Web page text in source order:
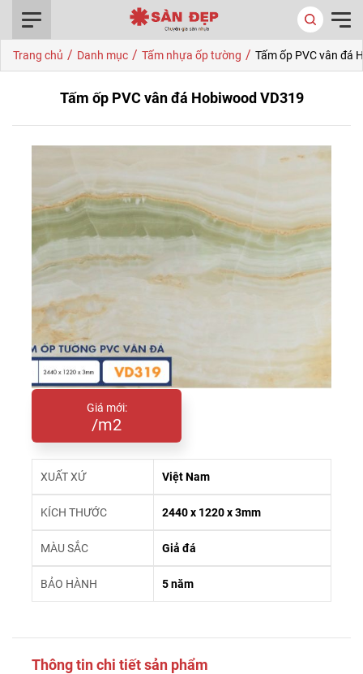
Trang chủ / Danh mục / Tấm nhựa ốp tường / Tấm ốp PVC vân đá
Tấm ốp PVC vân đá Hobiwood VD319
Giá mới:
/m2
XUẤT XỨ Việt Nam
KÍCH THƯỚC 2440 x 1220 x 3mm
MÀU SẮC Giả đá
BẢO HÀNH 5 năm
Thông tin chi tiết sản phẩm